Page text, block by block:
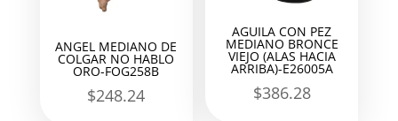
ANGEL MEDIANO DE
COLGAR NO HABLO
ORO-FOG258B
$248.24
AGUILA CON PEZ
MEDIANO BRONCE
VIEJO (ALAS HACIA
ARRIBA)-E26005A
$386.28